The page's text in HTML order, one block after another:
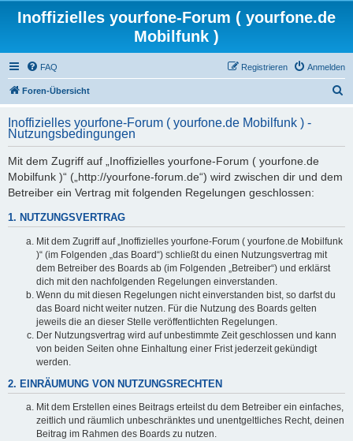
Inoffizielles yourfone-Forum ( yourfone.de
Mobilfunk )
FAQ Anmelden
Registrieren
Foren-Übersicht
h
Inoffizielles yourfone-Forum ( yourfone.de Mobilfunk ) -
Nutzungsbedingungen
Mit dem Zugriff auf „Inoffizielles yourfone-Forum ( yourfone.de
Mobilfunk )“ („http://yourfone-forum.de“) wird zwischen dir und dem
Betreiber ein Vertrag mit folgenden Regelungen geschlossen:
1. NUTZUNGSVERTRAG
Mit dem Zugriff auf „Inoffizielles yourfone-Forum ( yourfone.de Mobilfunk
)“ (im Folgenden „das Board“) schließt du einen Nutzungsvertrag mit
dem Betreiber des Boards ab (im Folgenden „Betreiber“) und erklärst
dich mit den nachfolgenden Regelungen einverstanden.
Wenn du mit diesen Regelungen nicht einverstanden bist, so darfst du
das Board nicht weiter nutzen. Für die Nutzung des Boards gelten
jeweils die an dieser Stelle veröffentlichten Regelungen.
Der Nutzungsvertrag wird auf unbestimmte Zeit geschlossen und kann
von beiden Seiten ohne Einhaltung einer Frist jederzeit gekündigt
werden.
2. EINRÄUMUNG VON NUTZUNGSRECHTEN
Mit dem Erstellen eines Beitrags erteilst du dem Betreiber ein einfaches,
zeitlich und räumlich unbeschränktes und unentgeltliches Recht, deinen
Beitrag im Rahmen des Boards zu nutzen.